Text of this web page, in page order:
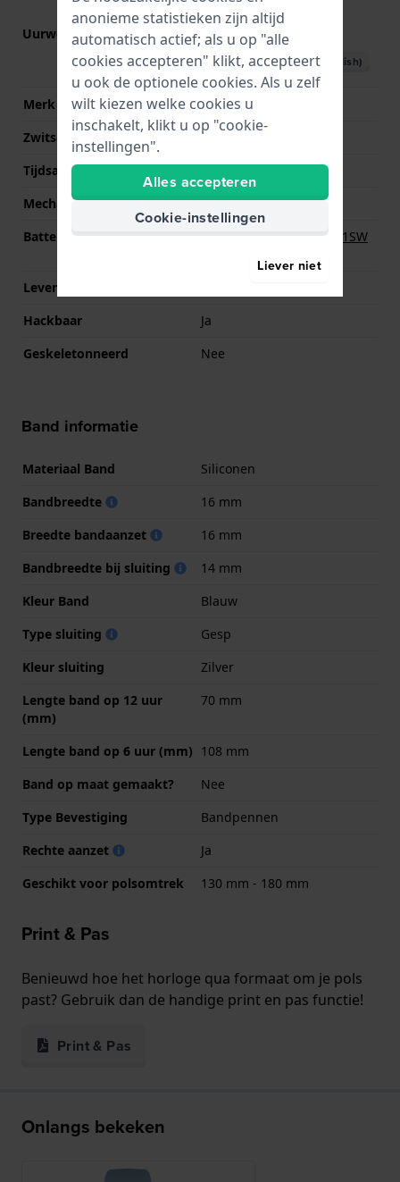
Uurwerk nr. GL32( Bekijk specificaties
Download handboek (English)
Merk uurwerk
Miyota
Zwitsers uurwerk
Nee
Tijdsaanduiding
Mechanisme
Quartz
Batterij
Renata R364 364 / SR621SW
Levensduur batterij
Hackbaar
Ja
Geskeletonneerd
Nee
Band informatie
Materiaal Band
Siliconen
Bandbreedte
16 mm
Breedte bandaanzet
16 mm
Bandbreedte bij sluiting
14 mm
Kleur Band
Blauw
Type sluiting
Gesp
Kleur sluiting
Zilver
Lengte band op 12 uur
(mm)
70 mm
Lengte band op 6 uur (mm) 108 mm
Band op maat gemaakt?
Nee
Type Bevestiging
Bandpennen
Rechte aanzet
Ja
Geschikt voor polsomtrek
130 mm - 180 mm
Print & Pas
Benieuwd hoe het horloge qua formaat om je pols
past? Gebruik dan de handige print en pas functie!
Print & Pas
Onlangs bekeken
anonieme statistieken zijn altijd
automatisch actief; als u op "alle
cookies accepteren" klikt, accepteert
u ook de optionele cookies. Als u zelf
wilt kiezen welke cookies u
inschakelt, klikt u op "cookie-
instellingen".
Alles accepteren
Cookie-instellingen
Liever niet